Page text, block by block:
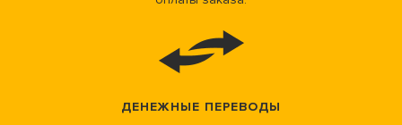
ДЕНЕЖНЫЕ ПЕРЕВОДЫ